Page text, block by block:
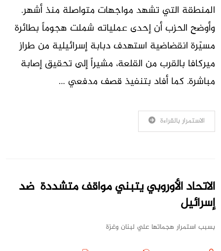
المنطقة التي تشهد مواجهات متواصلة منذ أشهر.
وأوضح الحزب أن إحدى عملياته شملت هجوماً بطائرة
مسيّرة انقضاضية استهدف دبابة إسرائيلية من طراز
ميركافا بالقرب من القلعة، مشيراً إلى تحقيق إصابة
مباشرة. كما أفاد بتنفيذ قصف مدفعي …
الاستمرار بالقراءة
الاتحاد الأوروبي يتبني مواقف متشددة ضد
إسرائيل
بسبب استمرار هجماتها علي لبنان وغزة